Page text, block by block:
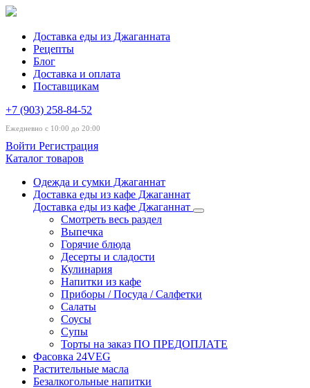
Доставка еды из Джаганната
Рецепты
Блог
Доставка и оплата
Поставщикам
+7 (903) 258-84-52
Ежедневно с 10:00 до 20:00
Войти Регистрация
Каталог товаров
Одежда и сумки Джаганнат
Доставка еды из кафе Джаганнат
Доставка еды из кафе Джаганнат
Смотреть весь раздел
Выпечка
Горячие блюда
Десерты и сладости
Кулинария
Напитки из кафе
Приборы / Посуда / Салфетки
Салаты
Соусы
Супы
Торты на заказ ПО ПРЕДОПЛАТЕ
Фасовка 24VEG
Растительные масла
Безалкогольные напитки